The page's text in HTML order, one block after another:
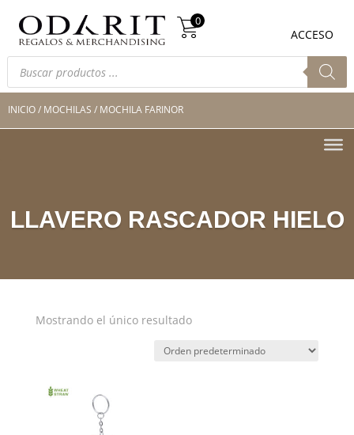
Búsqueda
de
productos
0
ACCESO
0
Búsqueda
productos
INICIO/ MOCHILAS / MOCHILA FARINOR
LLAVERO RASCADOR HIELO
Mostrando el único resultado